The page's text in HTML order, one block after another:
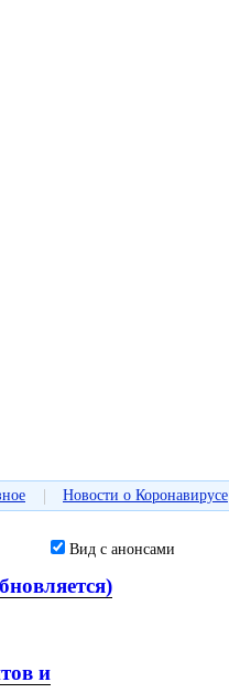
| Новости о Коронавирусе
Вид с анонсами
и